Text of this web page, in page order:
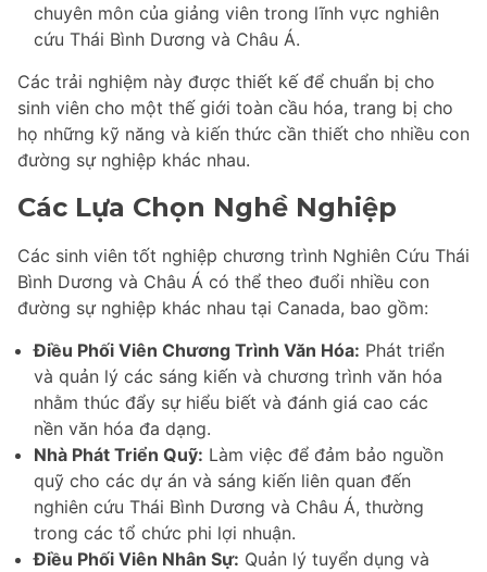
chuyên môn của giảng viên trong lĩnh vực nghiên
cứu Thái Bình Dương và Châu Á.
Các trải nghiệm này được thiết kế để chuẩn bị cho
sinh viên cho một thế giới toàn cầu hóa, trang bị cho
họ những kỹ năng và kiến thức cần thiết cho nhiều con
đường sự nghiệp khác nhau.
Các Lựa Chọn Nghề Nghiệp
Các sinh viên tốt nghiệp chương trình Nghiên Cứu Thái
Bình Dương và Châu Á có thể theo đuổi nhiều con
đường sự nghiệp khác nhau tại Canada, bao gồm:
Điều Phối Viên Chương Trình Văn Hóa: Phát triển
và quản lý các sáng kiến và chương trình văn hóa
nhằm thúc đẩy sự hiểu biết và đánh giá cao các
nền văn hóa đa dạng.
Nhà Phát Triển Quỹ: Làm việc để đảm bảo nguồn
quỹ cho các dự án và sáng kiến liên quan đến
nghiên cứu Thái Bình Dương và Châu Á, thường
trong các tổ chức phi lợi nhuận.
Điều Phối Viên Nhân Sự: Quản lý tuyển dụng và